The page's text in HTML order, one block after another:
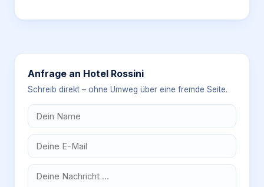
Anfrage an Hotel Rossini
Schreib direkt – ohne Umweg über eine fremde Seite.